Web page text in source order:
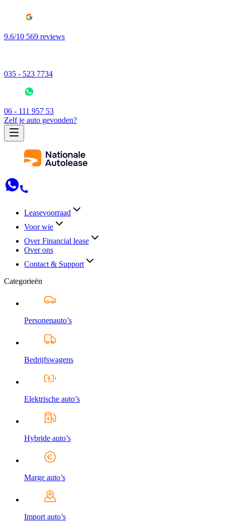
9.6/10 569 reviews
035 - 523 7734
06 - 111 957 53
Zelf je auto gevonden?
Leasevoorraad
Voor wie
Over Financial lease
Over ons
Contact & Support
Categorieën
Personenauto’s
Bedrijfswagens
Elektrische auto’s
Hybride auto’s
Marge auto’s
Import auto’s